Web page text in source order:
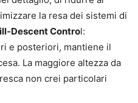
la resa dei sistemi di
Descent Control:
e posteriori, mantiene il
La maggiore altezza da
non crei particolari